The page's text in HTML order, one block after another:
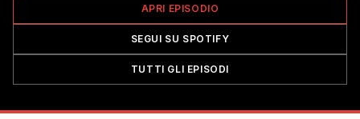
APRI EPISODIO
SEGUI SU SPOTIFY
TUTTI GLI EPISODI